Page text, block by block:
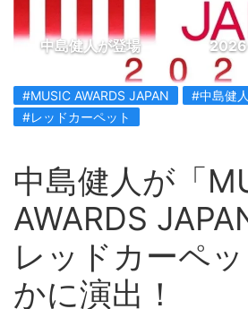
中島健人が登場
#MUSIC AWARDS JAPAN
#中島健人
#レッドカーペット
中島健人が「
AWARDS
レッドカーペ
かに演出！